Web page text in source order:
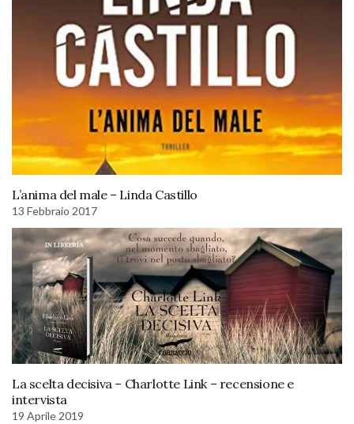
L’anima del male – Linda Castillo
13 Febbraio 2017
La scelta decisiva – Charlotte Link – recensione e
intervista
19 Aprile 2019